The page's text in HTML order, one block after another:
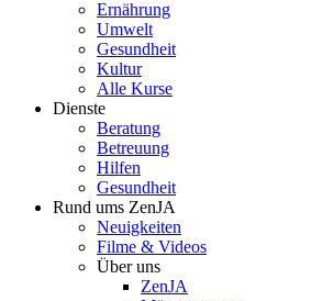
Ernährung
Umwelt
Gesundheit
Kultur
Alle Kurse
Dienste
Beratung
Betreuung
Hilfen
Gesundheit
Rund ums ZenJA
Neuigkeiten
Filme & Videos
Über uns
ZenJA